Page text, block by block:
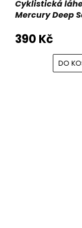
Cyklistická
Mercury Deep
390 Kč
DO